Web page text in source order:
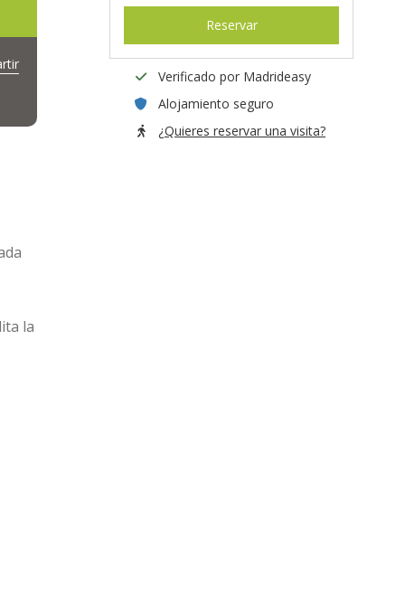
la
Reservar
Verificado por Madrideasy
Alojamiento seguro
¿Quieres reservar una visita?